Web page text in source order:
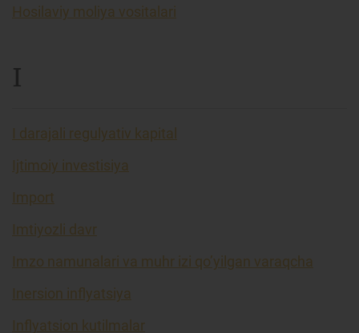
Hosilaviy moliya vositalari
I
I darajali regulyativ kapital
Ijtimoiy investisiya
Import
Imtiyozli davr
Imzo namunalari va muhr izi qo’yilgan varaqcha
Inersion inflyatsiya
Inflyatsion kutilmalar